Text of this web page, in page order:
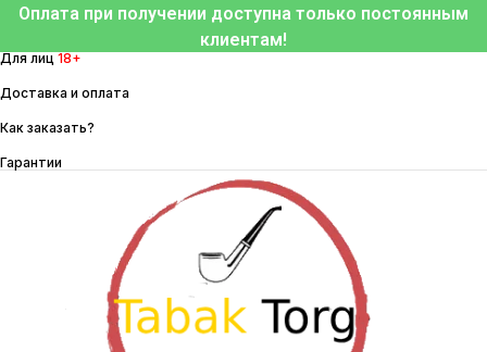
Перейти
содержимому
Оплата при получении доступна только постоянным
клиентам!
Для лиц 18+
Доставка и оплата
Как заказать?
Гарантии